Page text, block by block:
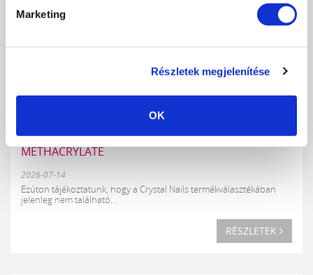
Marketing
Részletek megjelenítése
OK
KÖZLEMÉNY - TETRAHYDROFURFURYL
METHACRYLATE
2026-07-14
Ezúton tájékoztatunk, hogy a Crystal Nails termékválasztékában
jelenleg nem található...
RÉSZLETEK